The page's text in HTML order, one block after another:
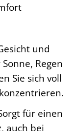
und
Regen
Sie sich voll
für einen
auch bei